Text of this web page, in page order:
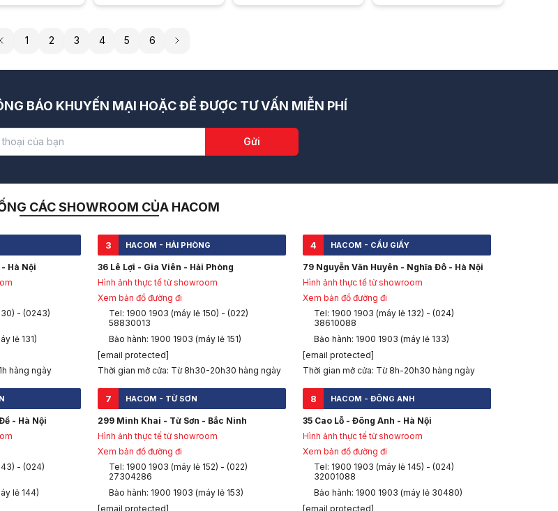
1 2 3 4 5 6
BÁO KHUYẾN MẠI HOẶC ĐỂ ĐƯỢC TƯ VẤN MIỄN PHÍ
Gửi
CÁC SHOWROOM CỦA HACOM
Hà Nội
- (0243)
lẻ 131)
hàng ngày
3 HACOM - HẢI PHÒNG
36 Lê Lợi - Gia Viên - Hải Phòng
Hình ảnh thực tế từ showroom
Xem bản đồ đường đi
Tel: 1900 1903 (máy lẻ 150) - (022)
58830013
Bảo hành: 1900 1903 (máy lẻ 151)
[email protected]
Thời gian mở cửa: Từ 8h30-20h30 hàng ngày
4 HACOM - CẦU GIẤY
79 Nguyễn Văn Huyên - Nghĩa Đô - Hà Nội
Hình ảnh thực tế từ showroom
Xem bản đồ đường đi
Tel: 1900 1903 (máy lẻ 132) - (024)
38610088
Bảo hành: 1900 1903 (máy lẻ 133)
[email protected]
Thời gian mở cửa: Từ 8h-20h30 hàng ngày
- Hà Nội
- (024)
lẻ 144)
7 HACOM - TỪ SƠN
299 Minh Khai - Từ Sơn - Bắc Ninh
Hình ảnh thực tế từ showroom
Xem bản đồ đường đi
Tel: 1900 1903 (máy lẻ 152) - (022)
27304286
Bảo hành: 1900 1903 (máy lẻ 153)
[email protected]
8 HACOM - ĐÔNG ANH
35 Cao Lỗ - Đông Anh - Hà Nội
Hình ảnh thực tế từ showroom
Xem bản đồ đường đi
Tel: 1900 1903 (máy lẻ 145) - (024)
32001088
Bảo hành: 1900 1903 (máy lẻ 30480)
[email protected]